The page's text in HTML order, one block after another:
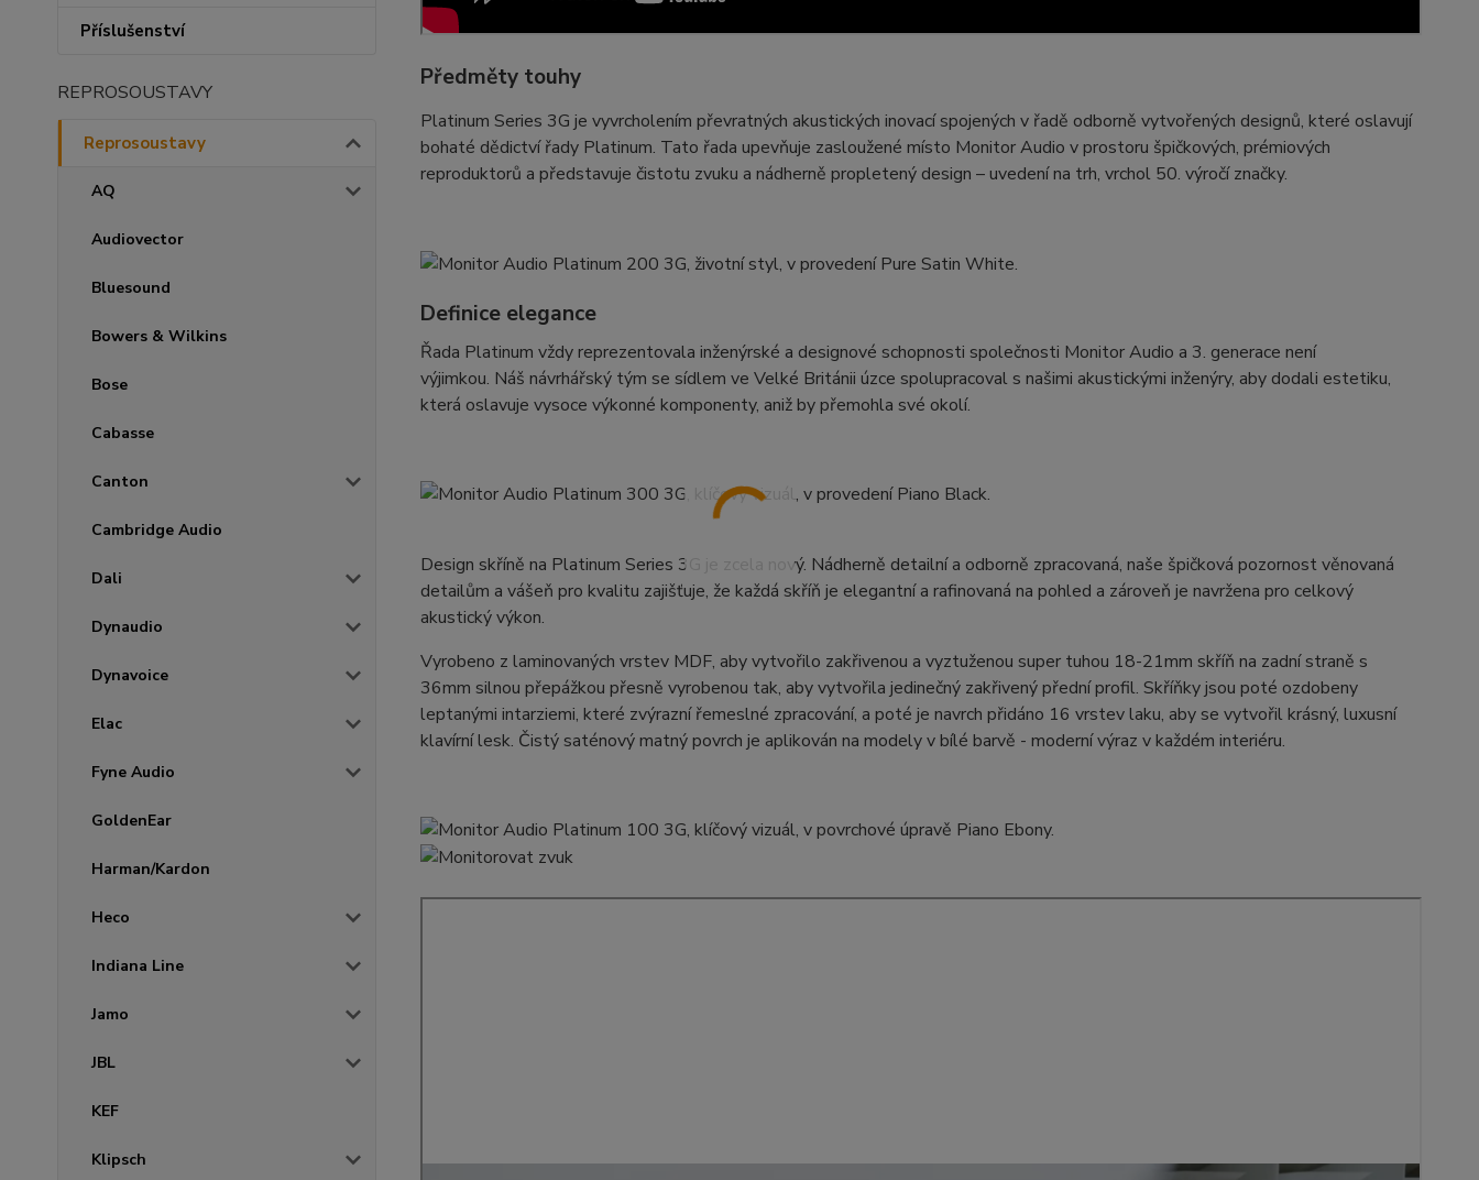
Příslušenství
REPROSOUSTAVY
Reprosoustavy
AQ
Audiovector
Bluesound
Bowers & Wilkins
Bose
Cabasse
Canton
Cambridge Audio
Dali
Dynaudio
Dynavoice
Elac
Fyne Audio
GoldenEar
Harman/Kardon
Heco
Indiana Line
Jamo
JBL
KEF
Klipsch
Předměty touhy
Platinum Series 3G je vyvrcholením převratných akustických inovací spojených v řadě odborně vytvořených designů, které oslavují
bohaté dědictví řady Platinum. Tato řada upevňuje zasloužené místo Monitor Audio v prostoru špičkových, prémiových
reproduktorů a představuje čistotu zvuku a nádherně propletený design – uvedení na trh, vrchol 50. výročí značky.
Definice elegance
Řada Platinum vždy reprezentovala inženýrské a designové schopnosti společnosti Monitor Audio a 3. generace není
výjimkou. Náš návrhářský tým se sídlem ve Velké Británii úzce spolupracoval s našimi akustickými inženýry, aby dodali estetiku,
která oslavuje vysoce výkonné komponenty, aniž by přemohla své okolí.
Design skříně na Platinum Series 3G je zcela nový. Nádherně detailní a odborně zpracovaná, naše špičková pozornost věnovaná
detailům a vášeň pro kvalitu zajišťuje, že každá skříň je elegantní a rafinovaná na pohled a zároveň je navržena pro celkový
akustický výkon.
Vyrobeno z laminovaných vrstev MDF, aby vytvořilo zakřivenou a vyztuženou super tuhou 18-21mm skříň na zadní straně s
36mm silnou přepážkou přesně vyrobenou tak, aby vytvořila jedinečný zakřivený přední profil. Skříňky jsou poté ozdobeny
leptanými intarziemi, které zvýrazní řemeslné zpracování, a poté je navrch přidáno 16 vrstev laku, aby se vytvořil krásný, luxusní
klavírní lesk. Čistý saténový matný povrch je aplikován na modely v bílé barvě - moderní výraz v každém interiéru.